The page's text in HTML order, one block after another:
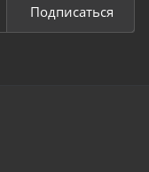
Подписаться